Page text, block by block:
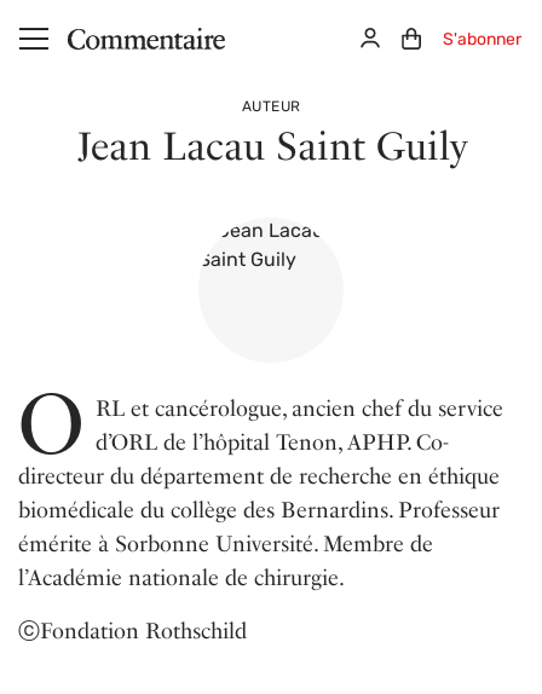
Aller au contenu principal ConnexionPanier (0)
S'abonner
AUTEUR
Jean Lacau Saint Guily
O
RL et cancérologue, ancien chef du service
d’ORL de l’hôpital Tenon, APHP. Co-
directeur du département de recherche en éthique
biomédicale du collège des Bernardins. Professeur
émérite à Sorbonne Université. Membre de
l’Académie nationale de chirurgie.
ⓒFondation Rothschild